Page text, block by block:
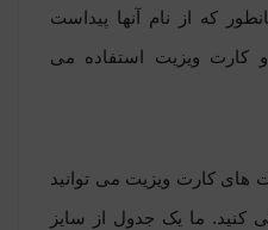
که از نام آنها پیداست
کارت ویزیت استفاده می
های کارت ویزیت می توانید
کنید. ما یک جدول از سایز